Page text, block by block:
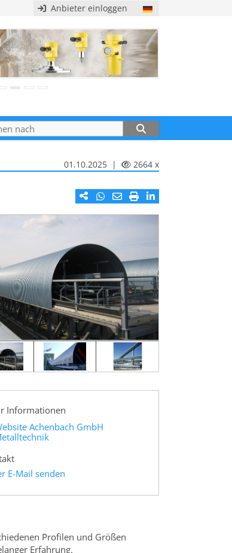
Anbieter einloggen
01.10.2025 | 2664 x
Informationen
Achenbach GmbH
E-Mail senden
Profilen und Größen
Erfahrung.